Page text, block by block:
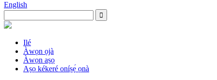
English
Ilé
Àwọn ọjà
Àwọn aṣọ
Aṣọ kékeré oníṣẹ́ ọnà